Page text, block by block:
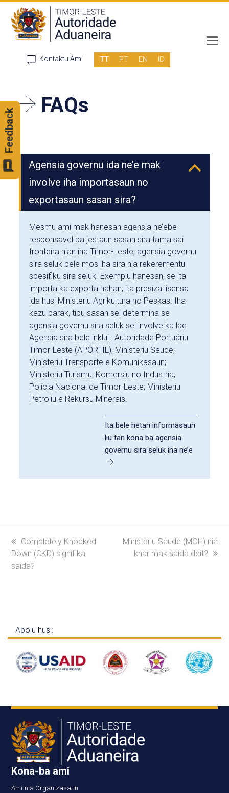
Kontaktu Ami TT PT EN ID
FAQs
B
Agensia governu ida ne’e mak
involve iha importasaun no
exportasaun sasan sira?
Mesmu ami mak hanesan agensia ne’ebe
responsavel ba jestaun sasan sira tama sai
fronteira nian iha Timor-Leste, agensia governu
sira seluk bele mos iha sira nia rekerementu
spesifiku sira seluk. Exemplu hanesan, se ita
importa ka exporta hahan, ita presiza lisensa
ida husi Ministeriu Agrikultura no Peskas. Iha
kazu barak, tipu sasan sei determina se
agensia governu sira seluk sei involve ka lae.
Agensia sira bele inklui : Autoridade Portuáriu
Timor-Leste (APORTIL); Ministeriu Saude;
Ministeriu Transporte e Komunikasaun;
Ministeriu Turismu, Komersiu no Industria;
Polícia Nacional de Timor-Leste; Ministeriu
Petroliu e Rekursu Minerais.
Ita bele hetan informasaun
liu tan kona ba agensia
governu sira seluk iha ne’e
previous
post:
Completely Knocked
Down (CKD) signifika
saida?
next
post:
Ministeriu Saude (MOH) nia
knar mak saida deit?
Apoiu husi:
Kona-ba ami
Ami-nia Organizasaun
Feedback